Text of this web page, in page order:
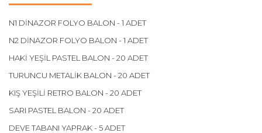
N1 DİNAZOR FOLYO BALON - 1 ADET
N2 DİNAZOR FOLYO BALON - 1 ADET
HAKİ YEŞİL PASTEL BALON - 20 ADET
TURUNCU METALİK BALON - 20 ADET
KIŞ YEŞİLİ RETRO BALON - 20 ADET
SARI PASTEL BALON - 20 ADET
DEVE TABANI YAPRAK - 5 ADET